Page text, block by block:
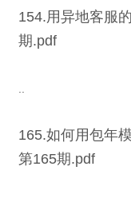
154.用异地客服
期.pdf
165.如何用包年
第165期.pdf